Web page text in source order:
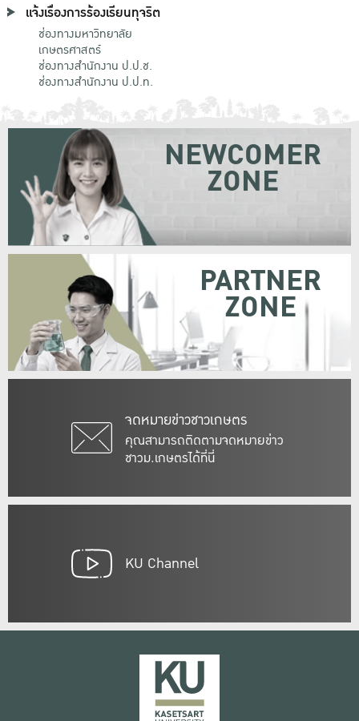
แจ้งเรื่องการร้องเรียนทุจริต
ช่องทางมหาวิทยาลัย
เกษตรศาสตร์
ช่องทางสำนักงาน ป.ป.ช.
ช่องทางสำนักงาน ป.ป.ท.
จดหมายข่าวชาวเกษตร
คุณสามารถติดตามจดหมายข่าว
ชาวม.เกษตรได้ที่นี่
NEWCOMER
ZONE
PARTNER
ZONE
KU Channel